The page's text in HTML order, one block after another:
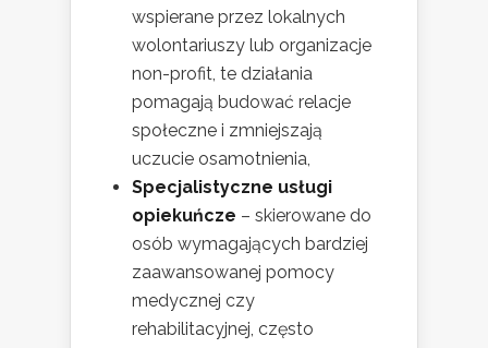
wspierane przez lokalnych
wolontariuszy lub organizacje
non-profit, te działania
pomagają budować relacje
społeczne i zmniejszają
uczucie osamotnienia,
Specjalistyczne usługi
opiekuńcze – skierowane do
osób wymagających bardziej
zaawansowanej pomocy
medycznej czy
rehabilitacyjnej, często